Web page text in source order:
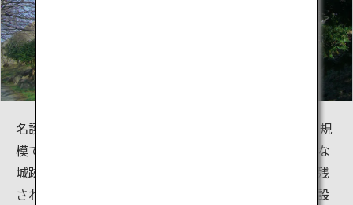
名護屋城は、総面積17万平方メートルの大坂城に次ぐ規
模で、日本の城郭史上に、近世初頭の特徴を残す重要な
城跡とされています。広大な敷地内には多くの石垣が残
されています。城跡の隣には「名護屋城博物館」が併設